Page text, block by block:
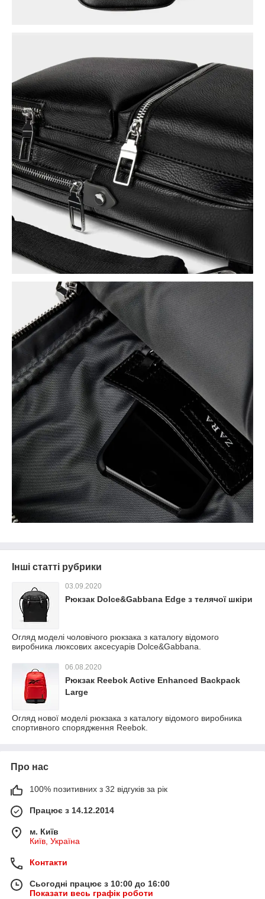
Інші статті рубрики
03.09.2020
Рюкзак Dolce&Gabbana Edge з телячої шкіри
Огляд моделі чоловічого рюкзака з каталогу відомого
виробника люксових аксесуарів Dolce&Gabbana.
06.08.2020
Рюкзак Reebok Active Enhanced Backpack
Large
Огляд нової моделі рюкзака з каталогу відомого виробника
спортивного спорядження Reebok.
Про нас
100% позитивних з 32 відгуків за рік
Працює з 14.12.2014
м. Київ
Київ, Україна
Контакти
Сьогодні працює з 10:00 до 16:00
Показати весь графік роботи